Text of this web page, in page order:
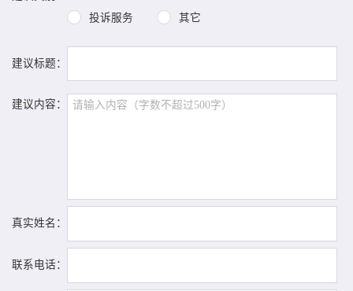
投诉服务 其它
建议标题：
建议内容：
真实姓名：
联系电话：